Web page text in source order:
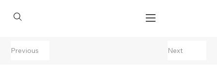
Previous Next